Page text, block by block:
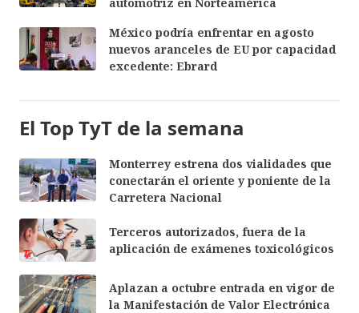
México podría enfrentar en agosto
nuevos aranceles de EU por capacidad
excedente: Ebrard
El Top TyT de la semana
Monterrey estrena dos vialidades que
conectarán el oriente y poniente de la
Carretera Nacional
Terceros autorizados, fuera de la
aplicación de exámenes toxicológicos
Aplazan a octubre entrada en vigor de
la Manifestación de Valor Electrónica